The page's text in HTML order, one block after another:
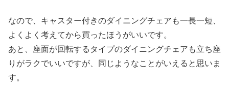
なので、キャスター付きのダイニングチェアも一長一短、
よくよく考えてから買ったほうがいいです。
あと、座面が回転するタイプのダイニングチェアも立ち座
りがラクでいいですが、同じようなことがいえると思いま
す。